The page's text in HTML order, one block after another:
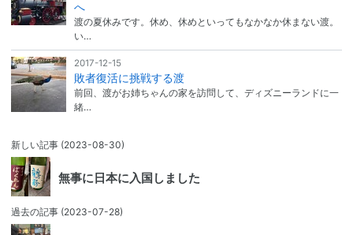
へ
渡の夏休みです。休め、休めといってもなかなか休まない渡。
い…
2017-12-15
敗者復活に挑戦する渡
前回、渡がお姉ちゃんの家を訪問して、ディズニーランドに一
緒…
新しい記事 (2023-08-30)
無事に日本に入国しました
過去の記事 (2023-07-28)